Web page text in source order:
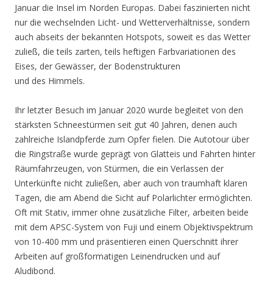
Januar die Insel im Norden Europas. Dabei faszinierten nicht
nur die wechselnden Licht- und Wetterverhältnisse, sondern
auch abseits der bekannten Hotspots, soweit es das Wetter
zuließ, die teils zarten, teils heftigen Farbvariationen des
Eises, der Gewässer, der Bodenstrukturen
und des Himmels.
Ihr letzter Besuch im Januar 2020 wurde begleitet von den
stärksten Schneestürmen seit gut 40 Jahren, denen auch
zahlreiche Islandpferde zum Opfer fielen. Die Autotour über
die Ringstraße wurde geprägt von Glatteis und Fahrten hinter
Räumfahrzeugen, von Stürmen, die ein Verlassen der
Unterkünfte nicht zuließen, aber auch von traumhaft klaren
Tagen, die am Abend die Sicht auf Polarlichter ermöglichten.
Oft mit Stativ, immer ohne zusätzliche Filter, arbeiten beide
mit dem APSC-System von Fuji und einem Objektivspektrum
von 10-400 mm und präsentieren einen Querschnitt ihrer
Arbeiten auf großformatigen Leinendrucken und auf
Aludibond.